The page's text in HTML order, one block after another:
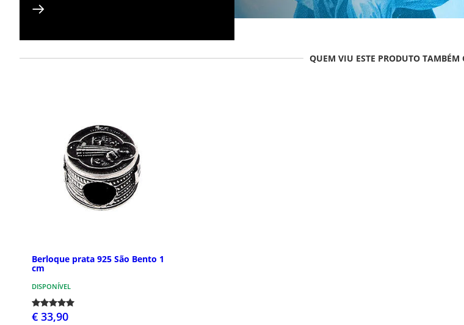
QUEM VIU ESTE PRODUTO TAMBÉM
Berloque prata 925 São Bento 1
cm
DISPONÍVEL
€ 33,90